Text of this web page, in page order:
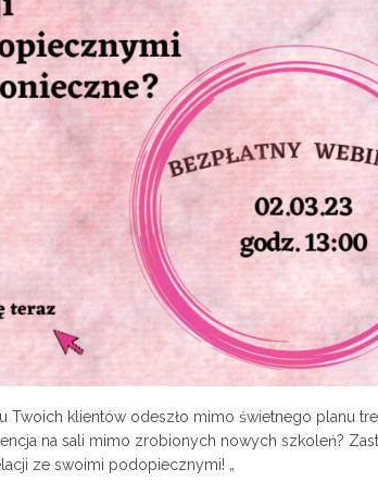
Twoich klientów odeszło mimo świetnego planu
na sali mimo zrobionych nowych szkoleń?
ze swoimi podopiecznymi! „